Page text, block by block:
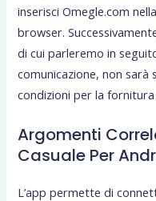
inserisci Omegle.com
browser.
di cui parleremo in
comunicazione, non sarà
condizioni per la fornitura
Argomenti
Casuale Per
L’app permette di